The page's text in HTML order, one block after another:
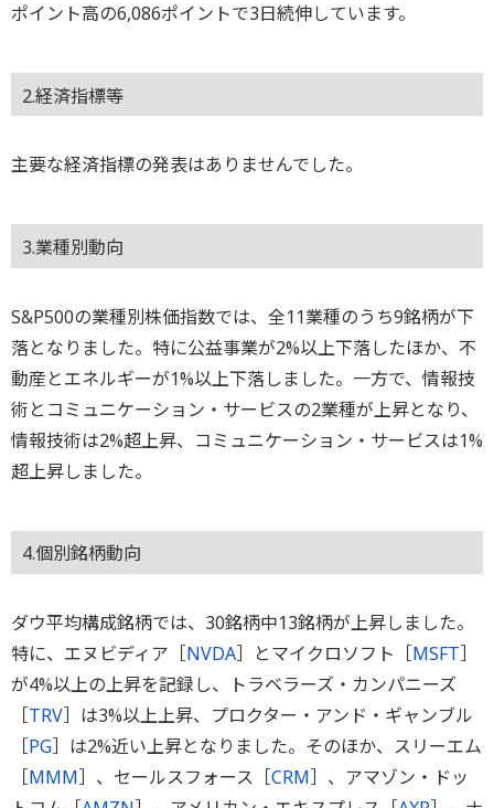
ポイント高の6,086ポイントで3日続伸しています。
2.経済指標等
主要な経済指標の発表はありませんでした。
3.業種別動向
S&P500の業種別株価指数では、全11業種のうち9銘柄が下
落となりました。特に公益事業が2%以上下落したほか、不
動産とエネルギーが1%以上下落しました。一方で、情報技
術とコミュニケーション・サービスの2業種が上昇となり、
情報技術は2%超上昇、コミュニケーション・サービスは1%
超上昇しました。
4.個別銘柄動向
ダウ平均構成銘柄では、30銘柄中13銘柄が上昇しました。
特に、エヌビディア［NVDA］とマイクロソフト［MSFT］
が4%以上の上昇を記録し、トラベラーズ・カンパニーズ
［TRV］は3%以上上昇、プロクター・アンド・ギャンブル
［PG］は2%近い上昇となりました。そのほか、スリーエム
［MMM］、セールスフォース［CRM］、アマゾン・ドッ